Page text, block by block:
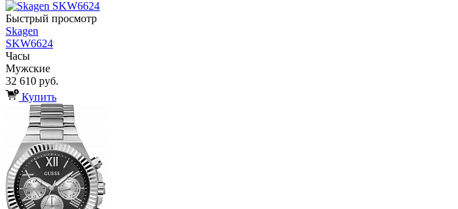
Быстрый просмотр
Skagen
SKW6624
Часы
Мужские
32 610 руб.
Купить